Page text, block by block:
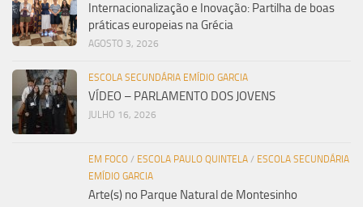
Internacionalização e Inovação: Partilha de boas
práticas europeias na Grécia
AGOSTO 3, 2026
ESCOLA SECUNDÁRIA EMÍDIO GARCIA
VÍDEO – PARLAMENTO DOS JOVENS
JULHO 16, 2026
EM FOCO / ESCOLA PAULO QUINTELA / ESCOLA SECUNDÁRIA
EMÍDIO GARCIA
Arte(s) no Parque Natural de Montesinho